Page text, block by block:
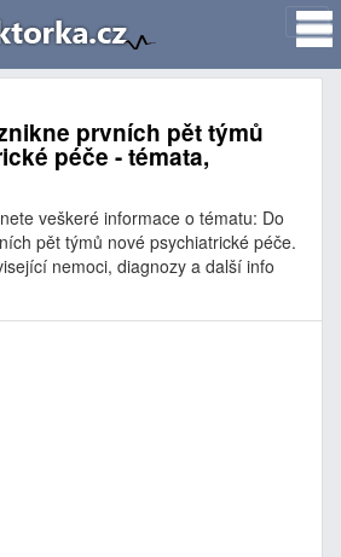
prvních pět týmů
péče - témata,
veškeré informace o tématu: Do
pět týmů nové psychiatrické péče.
nemoci, diagnozy a další info